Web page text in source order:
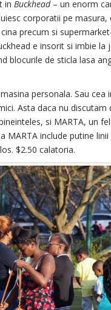
in Buckhead– un enorm
corporatii pe
precum si
e insorit si imbie la
blocurile de sticla lasa
personala. Sau cea
Asta daca nu
si MARTA, un
MARTA include putine
$2.50 calatoria.